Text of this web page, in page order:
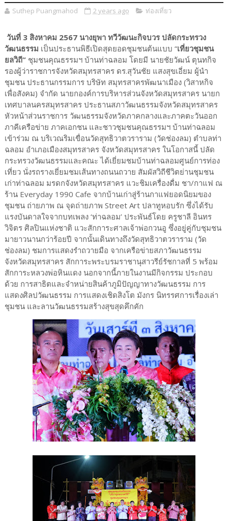
Suthep Puangmahod 2 years ago ท่องเที่ยว
วันที่ 3 สิงหาคม 2567 นางยุพา ทวีวัฒนะกิจบวร ปลัดกระทรวง
วัฒนธรรม เป็นประธานพิธีเปิดสุดยอดชุมชนต้นแบบ “เที่ยวชุมชน
ยลวิถี” ชุมชนคุณธรรมฯ บ้านท่าฉลอม โดยมี นายชัยวัฒน์ ตุนทกิจ
รองผู้ว่าราชการจังหวัดสมุทรสาคร ดร.สุวันชัย แสงสุขเอี่ยม ผู้นำ
ชุมชน ประธานกรรมการ บริษัท สมุทรสาครพัฒนาเมือง (วิสาหกิจ
เพื่อสังคม) จำกัด นายกองค์การบริหารส่วนจังหวัดสมุทรสาคร นายก
เทศบาลนครสมุทรสาคร ประธานสภาวัฒนธรรมจังหวัดสมุทรสาคร
หัวหน้าส่วนราชการ วัฒนธรรมจังหวัดภาคกลางและภาคตะวันออก
ภาคีเครือข่าย ภาคเอกชน และชาวชุมชนคุณธรรมฯ บ้านท่าฉลอม
เข้าร่วม ณ บริเวณริมเขื่อนวัดสุทธิวาตวราราม (วัดช่องลม) ตำบลท่า
ฉลอม อำเภอเมืองสมุทรสาคร จังหวัดสมุทรสาคร ในโอกาสนี้ ปลัด
กระทรวงวัฒนธรรมและคณะ ได้เยี่ยมชมบ้านท่าฉลอมศูนย์การท่อง
เที่ยว นั่งรถรางเยี่ยมชมเส้นทางถนนถวาย สัมผัสวิถีชีวิตย่านชุมชน
เก่าท่าฉลอม มรดกจังหวัดสมุทรสาคร แวะชิมเครื่องดื่ม ชา/กาแฟ ณ
ร้าน Everyday 1990 Cafe จากบ้านเก่าสู่ร้านกาแฟยอดนิยมของ
ชุมชน ถ่ายภาพ ณ จุดถ่ายภาพ Street Art ปลาทูหอบรัก ซึ่งได้รับ
แรงบันดาลใจจากบทเพลง ‘ท่าฉลอม’ ประพันธ์โดย ครูชาลี อินทร
วิจิตร ศิลปินแห่งชาติ แวะสักการะศาลเจ้าพ่อกวนอู ซึ่งอยู่คู่กับชุมชน
มายาวนานกว่าร้อยปี จากนั้นเดินทางถึงวัดสุทธิวาตวราราม (วัด
ช่องลม) ชมการแสดงรำถวายมือ จากเครือข่ายสภาวัฒนธรรม
จังหวัดสมุทรสาคร สักการะพระบรมราชานุสาวรีย์รัชกาลที่ 5 พร้อม
สักการะหลวงพ่อหินแดง นอกจากนี้ภายในงานมีกิจกรรม ประกอบ
ด้วย การสาธิตและจำหน่ายสินค้าภูมิปัญญาทางวัฒนธรรม การ
แสดงศิลปวัฒนธรรม การแสดงเชิดสิงโต มังกร นิทรรศการเรื่องเล่า
ชุมชน และลานวัฒนธรรมสร้างสุขสุดคึกคัก